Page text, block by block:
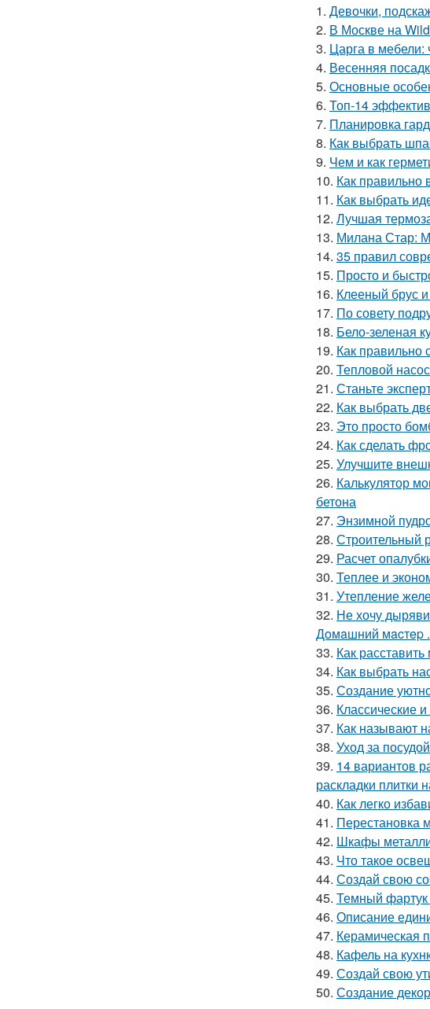
1. Девочки,
2. В Москве на
3. Царга в мебели:
4. Весенняя
5. Основные
6. Топ-14
7. Планировка
8. Как выбрать
9. Чем и как
10. Как правильно
11. Как выбрать
12. Лучшая
13. Милана Стар:
14. 35 правил
15. Просто и
16. Клееный брус
17. По совету
18. Бело-зеленая
19. Как правильно
20. Тепловой
21. Станьте
22. Как выбрать
23. Это просто
24. Как сделать
25. Улучшите
26. Калькулятор
бетона
27. Энзимной
28. Строительный
29. Расчет
30. Теплее и
31. Утепление
32. Не хочу
Дoмaшний мacтep .
33. Как
34. Как выбрать
35. Создание
36. Классические
37. Как называют
38. Уход за
39. 14 вариантов
раскладки плитки
40. Как легко
41. Перестановка
42. Шкафы
43. Что такое
44. Создай свою
45. Темный фартук
46. Описание
47. Керамическая
48. Кафель на
49. Создай свою
50. Создание